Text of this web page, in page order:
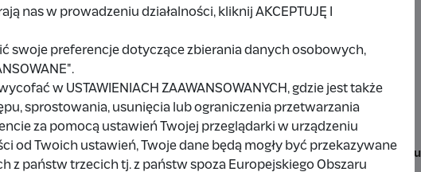
10 zł miesiąc temu
nas w prowadzeniu działalności, kliknij AKCEPTUJĘ I
swoje preferencje dotyczące zbierania danych osobowych,
w USTAWIENIACH ZAAWANSOWANYCH, gdzie jest także
sprostowania, usunięcia lub ograniczenia przetwarzania
za pomocą ustawień Twojej przeglądarki w urządzeniu
od Twoich ustawień, Twoje dane będą mogły być przekazywane
z państw trzecich tj. z państw spoza Europejskiego Obszaru